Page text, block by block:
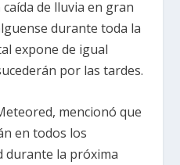
de lluvia en gran
durante toda la
expone de igual
por las tardes.
mencionó que
en todos los
durante la próxima